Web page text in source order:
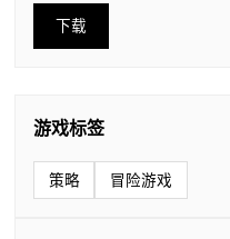
下载
游戏标签
策略 冒险游戏